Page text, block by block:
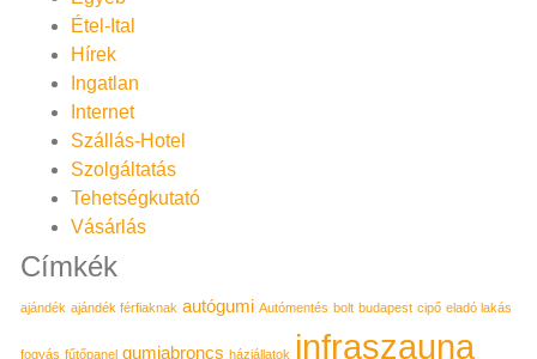
Étel-Ital
Hírek
Ingatlan
Internet
Szállás-Hotel
Szolgáltatás
Tehetségkutató
Vásárlás
Címkék
ajándék ajándék férfiaknak autógumi Autómentés bolt budapest cipő eladó lakás
fogyás fűtőpanel gumiabroncs háziállatok infraszauna